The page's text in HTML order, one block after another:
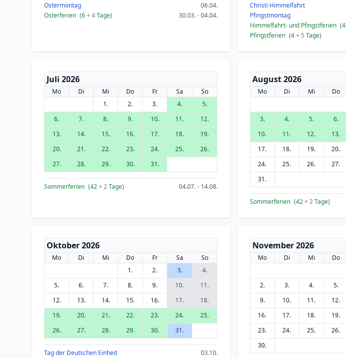
Ostermontag
06.04.
Osterferien (6+ 4Tage) 30.03. - 04.04.
Christi Himmelfahrt
Pfingstmontag
Himmelfahrt- und Pfingstferien (4
Pfingstferien (4+ 5 Tage)
Juli 2026
Mo Di Mi Do Fr Sa
So
1.
2. 3. 4.
5.
6.
7. 8. 9. 10. 11.
12.
13.
14. 15. 16. 17. 18.
19.
20.
21. 22. 23. 24. 25.
26.
27.
28. 29. 30. 31.
Sommerferien (42+ 2Tage) 04.07. - 14.08.
August 2026
Mo Di Mi Do
3.
4. 5. 6.
10.
11. 12. 13.
17.
18. 19. 20.
24.
25. 26. 27.
31.
Sommerferien (42+ 2Tage)
Oktober 2026
Mo Di Mi Do Fr Sa
So
1.
2. 3.
4.
5.
6. 7. 8. 9. 10.
11.
12.
13. 14. 15. 16. 17.
18.
19.
20. 21. 22. 23. 24.
25.
26.
27. 28. 29. 30. 31.
Tag der Deutschen Einheit
03.10.
November 2026
Mo Di Mi Do
2.
3. 4. 5.
9.
10. 11. 12.
16.
17. 18. 19.
23.
24. 25. 26.
30.